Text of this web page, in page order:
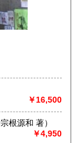
おります。神
まずはご相談
ルでの査定も
￥16,500
仁賢和, 仲宗根源和 著）
￥4,950